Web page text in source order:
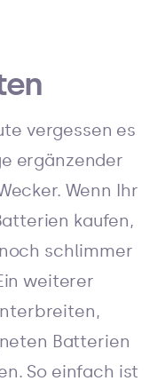
vergessen es
ergänzender
Wenn Ihr
kaufen,
schlimmer
weiterer
Batterien
So einfach ist